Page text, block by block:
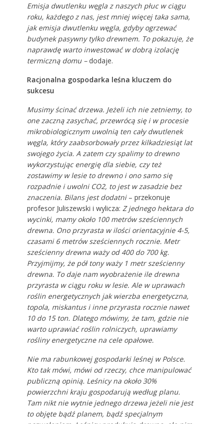
Emisja dwutlenku węgla z naszych płuc w ciągu
roku, każdego z nas, jest mniej więcej taka sama,
jak emisja dwutlenku węgla, gdyby ogrzewać
budynek pasywny tylko drewnem. To pokazuje, że
naprawdę warto inwestować w dobrą izolację
termiczną domu –dodaje.
Racjonalna gospodarka leśna kluczem do
sukcesu
Musimy ścinać drzewa. Jeżeli ich nie zetniemy, to
one zaczną zasychać, przewrócą się i w procesie
mikrobiologicznym uwolnią ten cały dwutlenek
węgla, który zaabsorbowały przez kilkadziesiąt lat
swojego życia. A zatem czy spalimy to drewno
wykorzystując energię dla siebie, czy też
zostawimy w lesie to drewno i ono samo się
rozpadnie i uwolni CO2, to jest w zasadzie bez
znaczenia. Bilans jest dodatni– przekonuje
profesor Juliszewski i wylicza: Z jednego hektara do
wycinki, mamy około 100 metrów sześciennych
drewna. Ono przyrasta w ilości orientacyjnie 4-5,
czasami 6 metrów sześciennych rocznie. Metr
sześcienny drewna waży od 400 do 700 kg.
Przyjmijmy, że pół tony waży 1 metr sześcienny
drewna. To daje nam wyobrażenie ile drewna
przyrasta w ciągu roku w lesie. Ale w uprawach
roślin energetycznych jak wierzba energetyczna,
topola, miskantus i inne przyrasta rocznie nawet
10 do 15 ton. Dlatego mówimy, że tam, gdzie nie
warto uprawiać roślin rolniczych, uprawiamy
rośliny energetyczne na cele opałowe.
Nie ma rabunkowej gospodarki leśnej w Polsce.
Kto tak mówi, mówi od rzeczy, chce manipulować
publiczną opinią. Leśnicy na około 30%
powierzchni kraju gospodarują według planu.
Tam nikt nie wytnie jednego drzewa jeżeli nie jest
to objęte bądź planem, bądź specjalnym